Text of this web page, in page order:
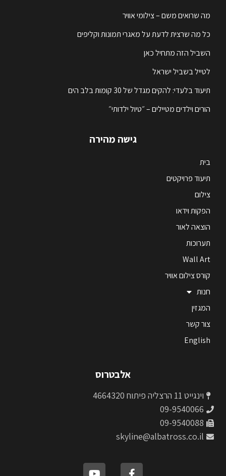
מה שרואים משם – צילומי אוויר
כל מה שרצית לדעת על מאגרי תמונות וקליפים
השביל הזה מתחיל כאן
לטייל בשביל ישראל
תיעוד בלעדי: להקים מגדל של 30 קומות בלב הים
הורים וילדים מטיילים – ״טיול ילדותי״
גישה מהירה
בית
תיעוד פרויקטים
צילום
הפקות וידאו
הוצאה לאור
תערוכות
Wall Art
קורס צילום אוויר
חנות
המגזין
צור קשר
English
אלבטרוס
וינגייט 11 הרצליה פיתוח 4664320
09-9540066
09-9540088
skyline@albatross.co.il